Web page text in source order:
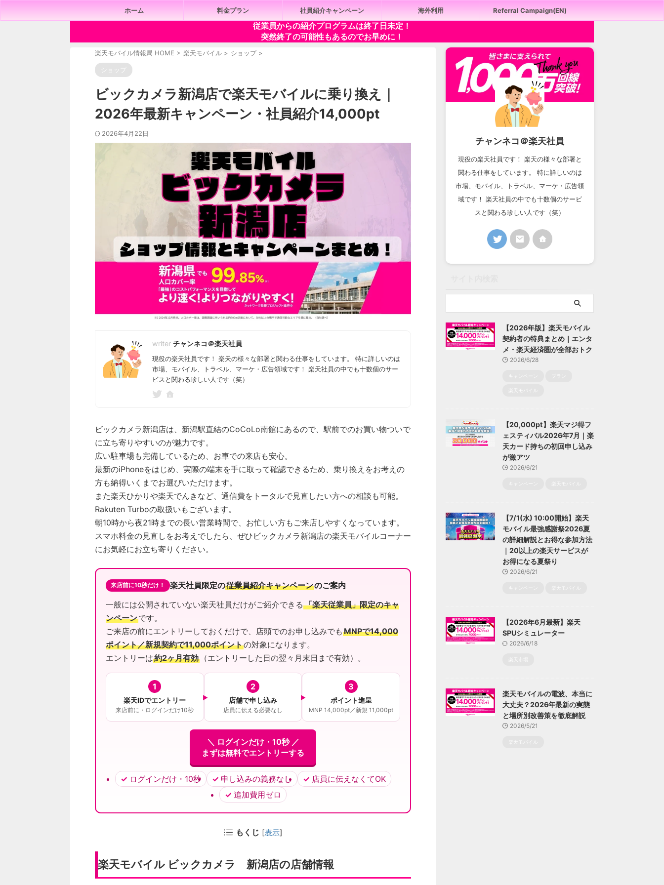
ホーム 料金プラン 社員紹介キャンペーン 海外利用 Referral Campaign(EN)
従業員からの紹介プログラムは終了日未定！
突然終了の可能性もあるのでお早めに！
楽天モバイル情報局 HOME > 楽天モバイル > ショップ >
ショップ
ビックカメラ新潟店で楽天モバイルに乗り換え｜
2026年最新キャンペーン・社員紹介14,000pt
2026年4月22日
チャンネコ＠楽天社員
現役の楽天社員です！ 楽天の様々な部署と関わる仕事をしています。 特に詳しいのは
市場、モバイル、トラベル、マーケ・広告領域です！ 楽天社員の中でも十数個のサー
ビスと関わる珍しい人です（笑）
ビックカメラ新潟店は、新潟駅直結のCoCoLo南館にあるので、駅前でのお買い物ついで
に立ち寄りやすいのが魅力です。
広い駐車場も完備しているため、お車での来店も安心。
最新のiPhoneをはじめ、実際の端末を手に取って確認できるため、乗り換えをお考えの
方も納得いくまでお選びいただけます。
また楽天ひかりや楽天でんきなど、通信費をトータルで見直したい方への相談も可能。
Rakuten Turboの取扱いもございます。
朝10時から夜21時までの長い営業時間で、お忙しい方もご来店しやすくなっています。
スマホ料金の見直しをお考えでしたら、ぜひビックカメラ新潟店の楽天モバイルコーナー
にお気軽にお立ち寄りください。
来店前に10秒だけ！ 楽天社員限定の従業員紹介キャンペーンのご案内
一般には公開されていない楽天社員だけがご紹介できる 「楽天従業員」限定のキャ
ンペーンです。
ご来店の前にエントリーしておくだけで、店頭でのお申し込みでも MNPで14,000
ポイント／新規契約で11,000ポイントの対象になります。
エントリーは約2ヶ月有効 （エントリーした日の翌々月末日まで有効）。
1
楽天IDでエントリー
来店前に・ログインだけ10秒
2
店舗で申し込み
店員に伝える必要なし
3
ポイント進呈
MNP 14,000pt／新規 11,000pt
＼ ログインだけ・10秒 ／
まずは無料でエントリーする
ログインだけ・10秒 申し込みの義務なし
店員に伝えなくてOK
追加費用ゼロ
もくじ [表示]
楽天モバイル ビックカメラ 新潟店の店舗情報
チャンネコ＠楽天社員
現役の楽天社員です！ 楽天の様々な部署と
関わる仕事をしています。 特に詳しいのは
市場、モバイル、トラベル、マーケ・広告領
域です！ 楽天社員の中でも十数個のサービ
スと関わる珍しい人です（笑）
【2026年版】楽天モバイル
契約者の特典まとめ｜エンタ
メ・楽天経済圏が全部おトク
2026/6/28
キャンペーン
楽天モバイル
【20,000pt】楽天マジ得フ
ェスティバル2026年7月｜楽
天カード持ちの初回申し込み
が激アツ
2026/6/21
キャンペーン 楽天モバイル
【7/1(水) 10:00開始】楽天
モバイル最強感謝祭2026夏
の詳細解説とお得な参加方法
｜20以上の楽天サービスが
お得になる夏祭り
2026/6/21
キャンペーン 楽天モバイル
【2026年6月最新】楽天
SPUシミュレーター
2026/6/18
楽天市場
楽天モバイルの電波、本当に
大丈夫？2026年最新の実態
と場所別改善策を徹底解説
2026/5/21
楽天モバイル